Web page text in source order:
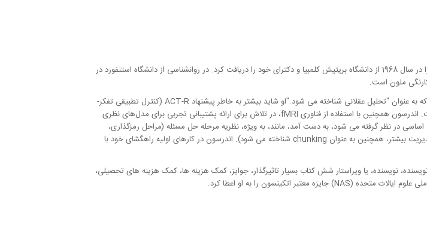
اندرسون در سال 1947 در ونکوور، بریتیش کلمبیا، کانادا به دنیا آمد. او مدرک لیسانس خود را در سال 1968 از دانشگاه بریتیش کلمبیا و دکترای خود را دریافت کرد. در روانشناسی از دانشگاه استنفورد در
به عنوان تحلیل عقلانی شناخته می شود.
او شاید بیشتر به خاطر پیشنهاد ACT-R (کنترل تطبیقی تفکر-
عقلانی) در مورد ساختارهای محاسباتی فرضی زیربنای هوش عمومی انسان شناخته شده است. اندرسون همچنین با استفاده از فناوری fMRI، در تلاش برای ارائه پشتیبانی تجربی برای مدل‌های نظری
در نظر گرفته می شود، به دست آمد، مانند، به ویژه، نظریه مرحله حل مسئله (مراحل رمزگذاری،
برنامه ریزی، حل و پاسخ)، و نظریه تجزیه یادگیری (تجزیه یک مسئله). به اجزای با قابلیت مدیریت بیشتر، همچنین به عنوان chunking شناخته می شود). اندرسون در کارهای اولیه راهگشای خود با
کتاب با داوری همتا، و نویسنده، نویسنده، یا ویراستار شش کتاب بسیار تاثیرگذار، جوایز، کمک هزینه ها، کمک هزینه های تحصیلی،